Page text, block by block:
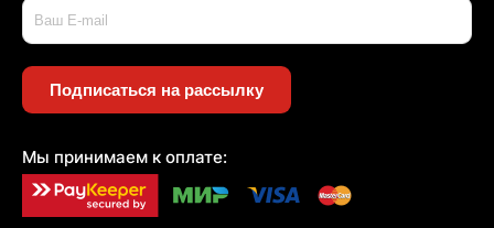
Подписаться на рассылку
Мы принимаем к оплате: